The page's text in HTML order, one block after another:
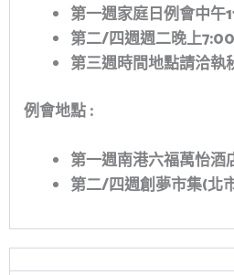
第一週家庭日例會中午
第二/四週週二晚上
第三週時間地點請洽執
例會地點:
第一週南港六福萬怡酒
第二/四週創夢市集(北